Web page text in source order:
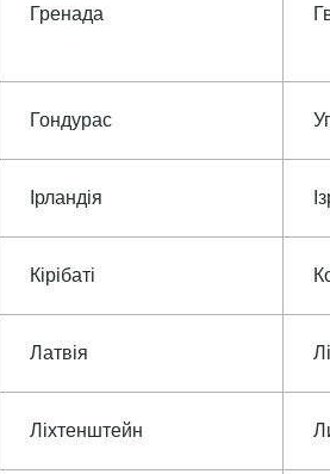
Гренада
Гондурас
Ірландія
Кірібаті
Латвія
Ліхтенштейн